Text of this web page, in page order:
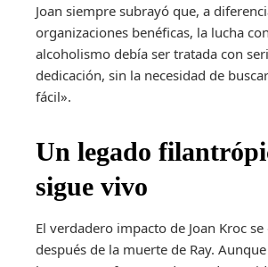
Joan siempre subrayó que, a
organizaciones benéficas, la lucha
alcoholismo debía ser tratada con
dedicación, sin la necesidad de
fácil».
Un legado
sigue vivo
El verdadero impacto de Joan Kroc
después de la muerte de Ray.